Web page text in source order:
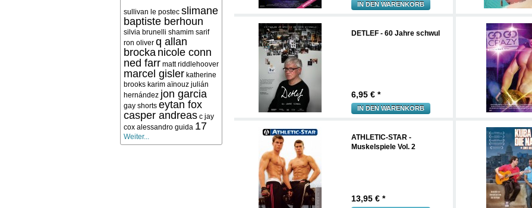
sullivan le postec slimane
baptiste berhoun
silvia brunelli shamim sarif
ron oliver q allan
brocka nicole conn
ned farr matt riddlehoover
marcel gisler katherine
brooks karim aïnouz julián
hernández jon garcia
gay shorts eytan fox
casper andreas c jay
cox alessandro guida 17
Weiter...
IN DEN WARENKORB
DETLEF - 60 Jahre schwul
6,95 € *
IN DEN WARENKORB
ATHLETIC-STAR -
Muskelspiele Vol. 2
13,95 € *